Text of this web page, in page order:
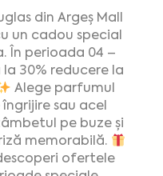
din Argeș Mall
un cadou special
În perioada 04 –
30% reducere la
Alege parfumul
sau acel
pe buze și
memorabilă.
ofertele